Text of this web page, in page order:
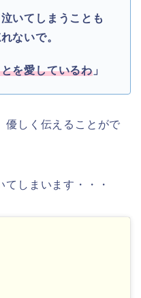
いてしまうことも
ないで。
を愛しているわ 」
優しく伝えることがで
しまいます・・・